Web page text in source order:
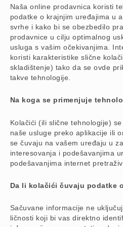
Naša online prodavnica koristi
podatke o krajnjim uređajima u
svrhe i kako bi se obezbedilo
prodavnice u cilju optimalnog
usluga s vašim očekivanjima.
koristi karakteristike slične
skladištenje) tako da se ovde
takve tehnologije.
Na koga se primenjuje
Kolačići (ili slične tehnologije)
naše usluge preko aplikacije ili
se čuvaju na vašem uređaju u
interesovanja i podešavanjima
podešavanjima internet
Da li kolačići čuvaju podatke
Sačuvane informacije ne
ličnosti koji bi vas direktno